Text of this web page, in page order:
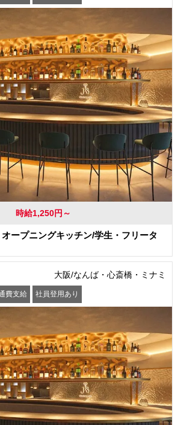
時給1,250円～
オープニングキッチン/学生・フリータ
大阪/なんば・心斎橋・ミナミ
費支給 社員登用あり